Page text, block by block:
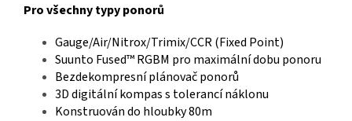
Pro všechny typy ponorů
Gauge/Air/Nitrox/Trimix/CCR (Fixed Point)
Suunto Fused™ RGBM pro maximální dobu ponoru
Bezdekompresní plánovač ponorů
3D digitální kompas s tolerancí náklonu
Konstruován do hloubky 80m